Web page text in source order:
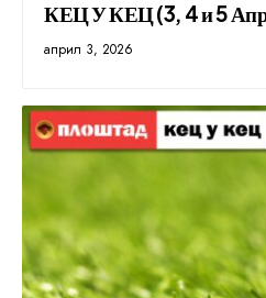
КЕЦ У КЕЦ (3, 4 и 5
април 3, 2026